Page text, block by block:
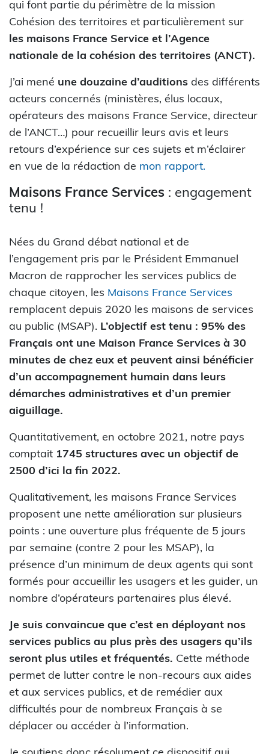
qui font partie du périmètre de la mission
Cohésion des territoires et particulièrement sur
les maisons France Service et l’Agence
nationale de la cohésion des territoires (ANCT).
J’ai mené une douzaine d’auditions des différents
acteurs concernés (ministères, élus locaux,
opérateurs des maisons France Service, directeur
de l’ANCT…) pour recueillir leurs avis et leurs
retours d’expérience sur ces sujets et m’éclairer
en vue de la rédaction de mon rapport.
Maisons France Services : engagement
tenu !
Nées du Grand débat national et de
l’engagement pris par le Président Emmanuel
Macron de rapprocher les services publics de
chaque citoyen, les Maisons France Services
remplacent depuis 2020 les maisons de services
au public (MSAP). L’objectif est tenu : 95% des
Français ont une Maison France Services à 30
minutes de chez eux et peuvent ainsi bénéficier
d’un accompagnement humain dans leurs
démarches administratives et d’un premier
aiguillage.
Quantitativement, en octobre 2021, notre pays
comptait 1745 structures avec un objectif de
2500 d’ici la fin 2022.
Qualitativement, les maisons France Services
proposent une nette amélioration sur plusieurs
points : une ouverture plus fréquente de 5 jours
par semaine (contre 2 pour les MSAP), la
présence d’un minimum de deux agents qui sont
formés pour accueillir les usagers et les guider, un
nombre d’opérateurs partenaires plus élevé.
Je suis convaincue que c’est en déployant nos
services publics au plus près des usagers qu’ils
seront plus utiles et fréquentés. Cette méthode
permet de lutter contre le non-recours aux aides
et aux services publics, et de remédier aux
difficultés pour de nombreux Français à se
déplacer ou accéder à l’information.